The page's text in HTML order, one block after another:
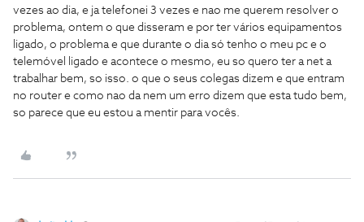
vezes ao dia, e ja telefonei 3 vezes e nao me querem resolver o
problema, ontem o que disseram e por ter vários equipamentos
ligado, o problema e que durante o dia só tenho o meu pc e o
telemóvel ligado e acontece o mesmo, eu so quero ter a net a
trabalhar bem, so isso. o que o seus colegas dizem e que entram
no router e como nao da nem um erro dizem que esta tudo bem,
so parece que eu estou a mentir para vocês.